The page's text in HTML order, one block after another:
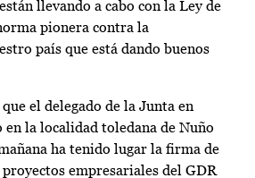
llevando a cabo con la Ley de
pionera contra la
país que está dando buenos
el delegado de la Junta en
en la localidad toledana de Nuño
ha tenido lugar la firma de
empresariales del GDR